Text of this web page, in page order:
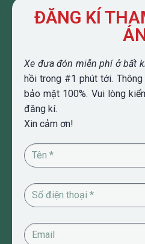
ĐĂNG KÍ
Xe đưa đón miễn phí ở bất
hồi trong #1 phút tới.
bảo mật 100%. Vui lòng
đăng kí.
Xin cảm ơn!